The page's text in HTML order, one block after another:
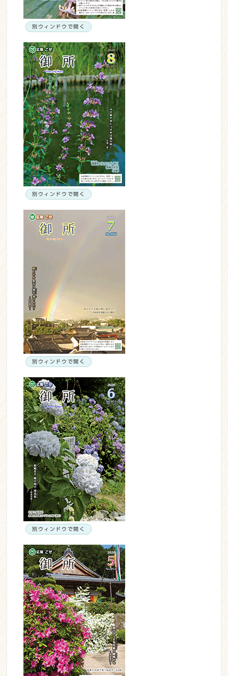
別ウィンドウで開く
別ウィンドウで開く
別ウィンドウで開く
別ウィンドウで開く